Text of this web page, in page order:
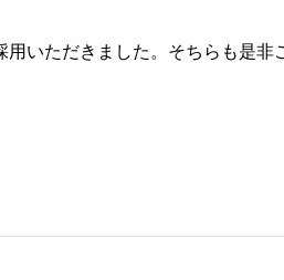
用いただきました。そちらも是非